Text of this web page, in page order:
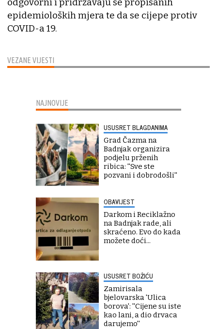
VEZANE VIJESTI
odgovorni i pridržavaju se propisanih
epidemioloških mjera te da se cijepe protiv
COVID-a 19.
NAJNOVIJE
USUSRET BLAGDANIMA
Grad Čazma na
Badnjak organizira
podjelu prženih
ribica: ''Sve ste
pozvani i dobrodošli''
OBAVIJEST
Darkom i Reciklažno
na Badnjak rade, ali
skraćeno. Evo do kada
možete doći...
USUSRET BOŽIĆU
Zamirisala
bjelovarska 'Ulica
borova': ''Cijene su iste
kao lani, a dio drvaca
darujemo''